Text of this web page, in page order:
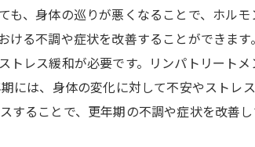
も、身体の巡りが悪くなることで、ホル
ける不調や症状を改善することができま
トレス緩和が必要です。リンパトリート
には、身体の変化に対して不安やストレ
ることで、更年期の不調や症状を改善し